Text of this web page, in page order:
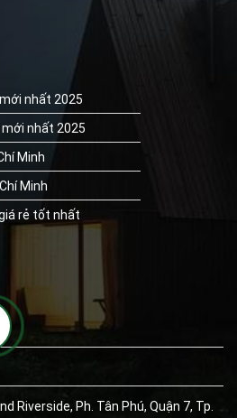
nhất 2025
nhất 2025
Minh
Minh
rẻ tốt nhất
Riverside, Ph. Tân Phú, Quận 7, Tp.